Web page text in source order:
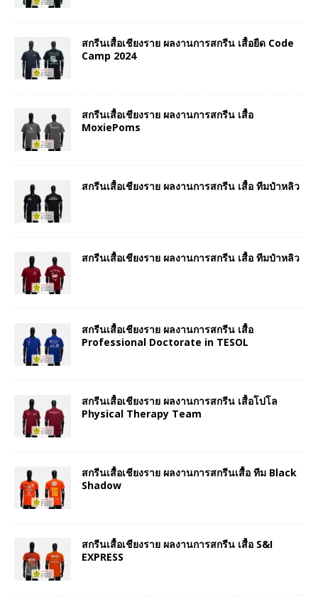
สกรีนเสื้อเชียงราย ผลงานการสกรีน เสื้อยืด Code
Camp 2024
สกรีนเสื้อเชียงราย ผลงานการสกรีน เสื้อ
MoxiePoms
สกรีนเสื้อเชียงราย ผลงานการสกรีน เสื้อ ทีมป๋าหลิว
สกรีนเสื้อเชียงราย ผลงานการสกรีน เสื้อ ทีมป๋าหลิว
สกรีนเสื้อเชียงราย ผลงานการสกรีน เสื้อ
Professional Doctorate in TESOL
สกรีนเสื้อเชียงราย ผลงานการสกรีน เสื้อโปโล
Physical Therapy Team
สกรีนเสื้อเชียงราย ผลงานการสกรีนเสื้อ ทีม Black
Shadow
สกรีนเสื้อเชียงราย ผลงานการสกรีน เสื้อ S&I
EXPRESS